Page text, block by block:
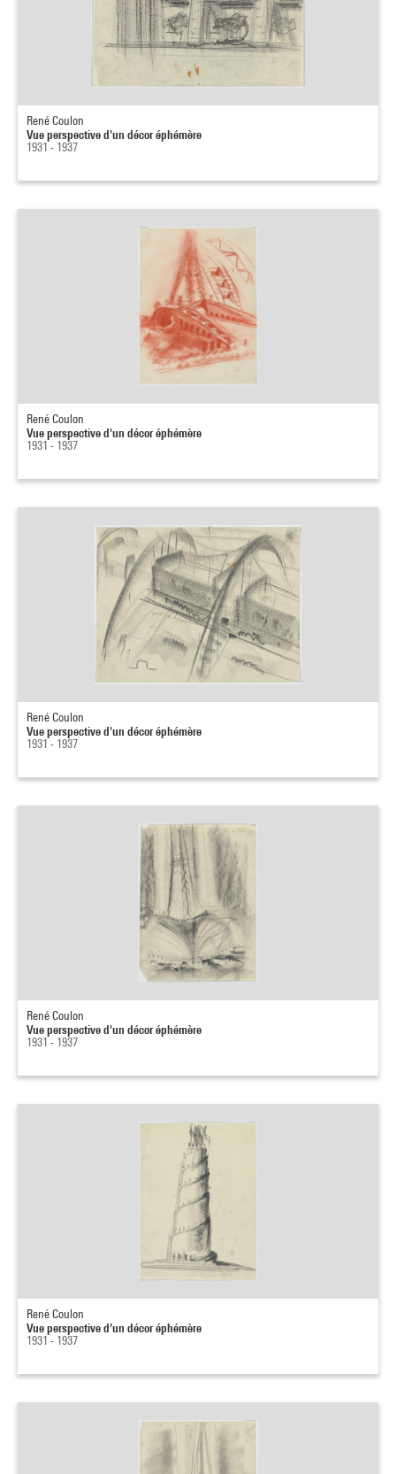
René Coulon
Vue perspective d'un décor éphémère
1931 - 1937
René Coulon
Vue perspective d'un décor éphémère
1931 - 1937
René Coulon
Vue perspective d'un décor éphémère
1931 - 1937
René Coulon
Vue perspective d'un décor éphémère
1931 - 1937
René Coulon
Vue perspective d'un décor éphémère
1931 - 1937